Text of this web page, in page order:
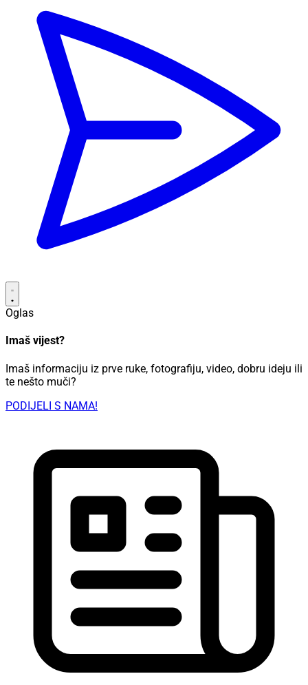
Oglas
Imaš vijest?
Imaš informaciju iz prve ruke, fotografiju, video, dobru ideju ili
te nešto muči?
PODIJELI S NAMA!